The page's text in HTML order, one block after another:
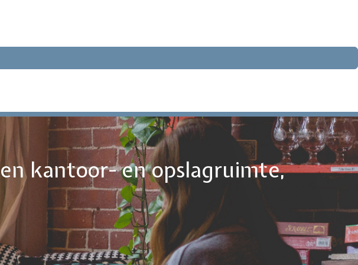
kantoor- en opslagruimte,